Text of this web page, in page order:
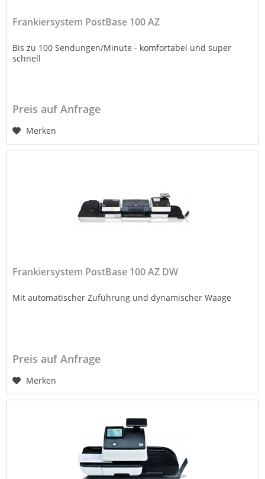
Frankiersystem PostBase 100 AZ
Bis zu 100 Sendungen/Minute - komfortabel und super
schnell
Preis auf Anfrage
Merken
Frankiersystem PostBase 100 AZ DW
Mit automatischer Zuführung und dynamischer Waage
Preis auf Anfrage
Merken